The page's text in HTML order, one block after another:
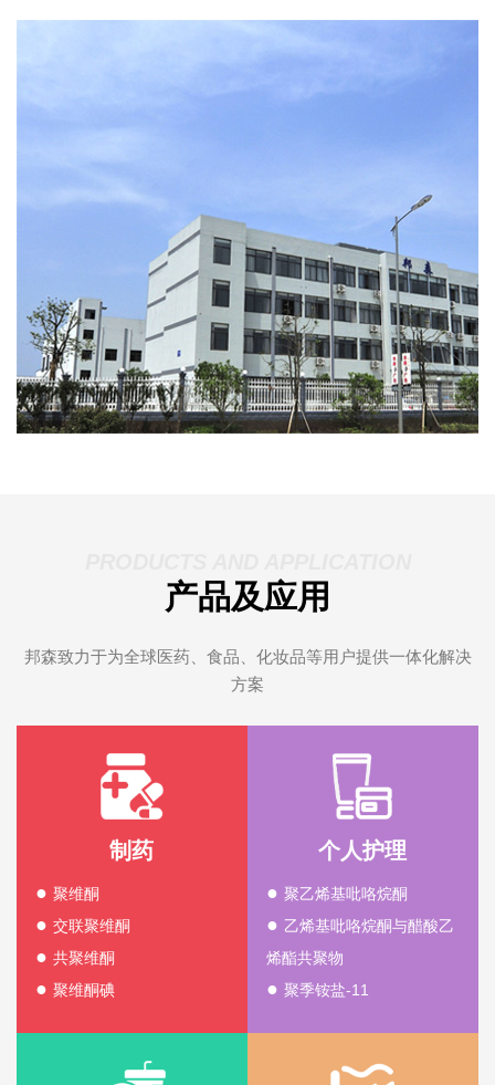
产品及应用
邦森致力于为全球医药、食品、化妆品等用户提供一体化解决
方案
制药
● 聚维酮
● 交联聚维酮
● 共聚维酮
● 聚维酮碘
个人护理
● 聚乙烯基吡咯烷酮
● 乙烯基吡咯烷酮与醋酸乙
烯酯共聚物
● 聚季铵盐-11